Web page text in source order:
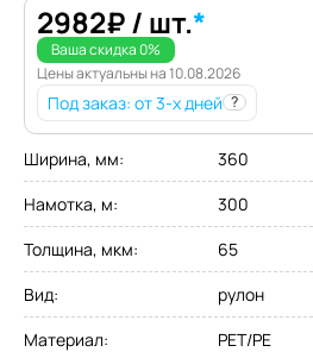
2982₽/ шт.*
Ваша скидка0%
Цены актуальны на10.08.2026
Под заказ: от 3-х дней ?
Ширина, мм:
360
Намотка, м:
300
Толщина, мкм:
65
Вид:
рулон
Материал:
PET/PE